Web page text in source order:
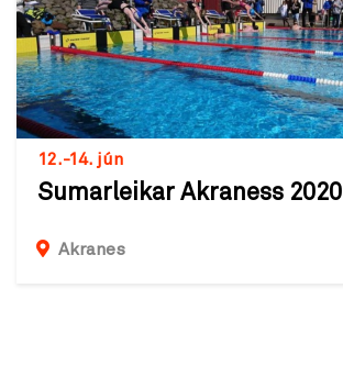
12.-14. jún
Sumarleikar Akraness 2020
Akranes